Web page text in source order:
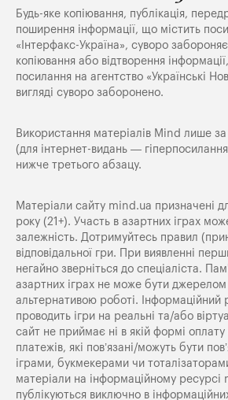
Будь-яке копiювання, публiкацiя,
поширення iнформацiї, що мiстить
«Iнтерфакс-Україна», суворо
копіювання або відтворення
посилання на агентство «Українські
вигляді суворо заборонено.
Використання матеріалів Mind лише
(для інтернет-видань —
нижче третього абзацу.
Матеріали сайту mind.ua призначені
року (21+). Участь в азартних іграх
залежність. Дотримуйтесь правил
відповідальної гри. При виявленні
негайно зверніться до спеціаліста.
азартних іграх не може бути джерелом
альтернативою роботі.
проводить ігри на реальні та/або
сайт не приймає ні в якій формі оплату
платежів, які пов’язані/можуть бути
іграми, букмекерами чи
матеріали на інформаційному ресурсі
публікуються виключно в